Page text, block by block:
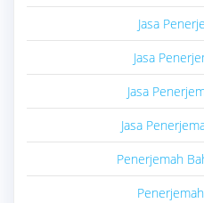
Jasa
Jasa
Jasa
Jasa
Penerjemah